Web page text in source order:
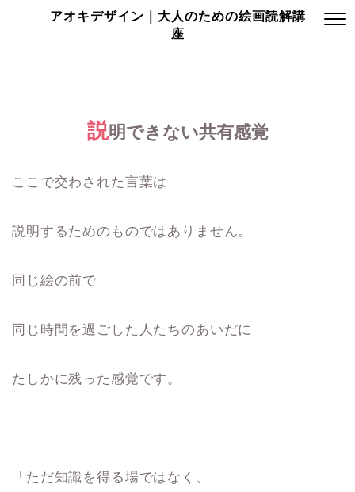
アオキデザイン｜大人のための絵画読解講
座
説明できない共有感覚
ここで交わされた言葉は
説明するためのものではありません。
同じ絵の前で
同じ時間を過ごした人たちのあいだに
たしかに残った感覚です。
「ただ知識を得る場ではなく、